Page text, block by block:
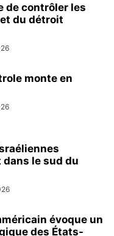
de contrôler les
du détroit
monte en
le sud du
évoque un
des États-